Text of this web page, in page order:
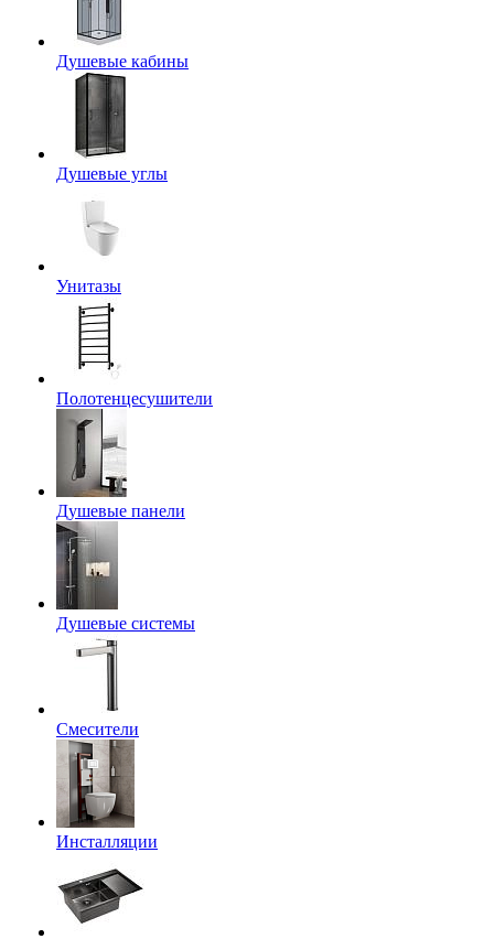
Душевые кабины
Душевые углы
Унитазы
Полотенцесушители
Душевые панели
Душевые системы
Смесители
Инсталляции